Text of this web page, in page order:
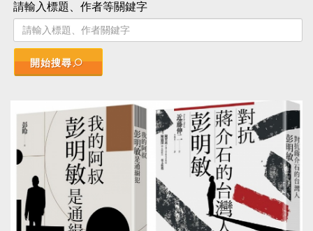
請輸入標題、作者等關鍵字
開始搜尋